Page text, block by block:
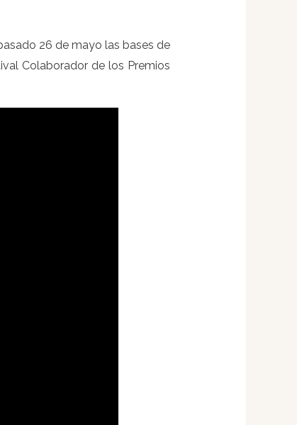
26 de mayo las bases de
Colaborador de los Premios